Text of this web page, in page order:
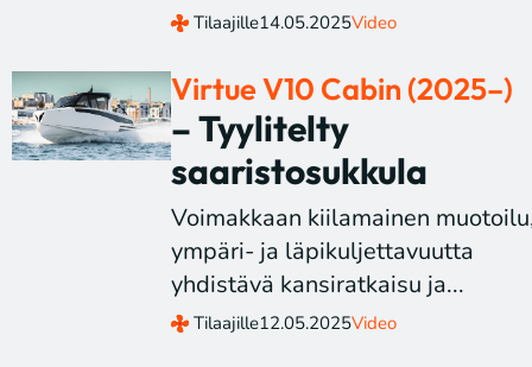
Tilaajille14.05.2025Video
Virtue V10 Cabin (2025–)
– Tyylitelty
saaristosukkula
Voimakkaan kiilamainen
ympäri- ja läpikuljettavuutta
yhdistävä kansiratkaisu ja...
Tilaajille12.05.2025Video